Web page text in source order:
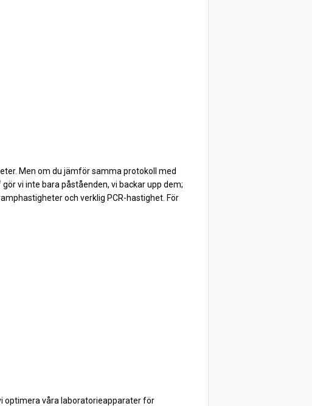
Men om du jämför samma protokoll med
vi inte bara påståenden, vi backar upp dem;
och verklig PCR-hastighet. För
optimera våra laboratorieapparater för